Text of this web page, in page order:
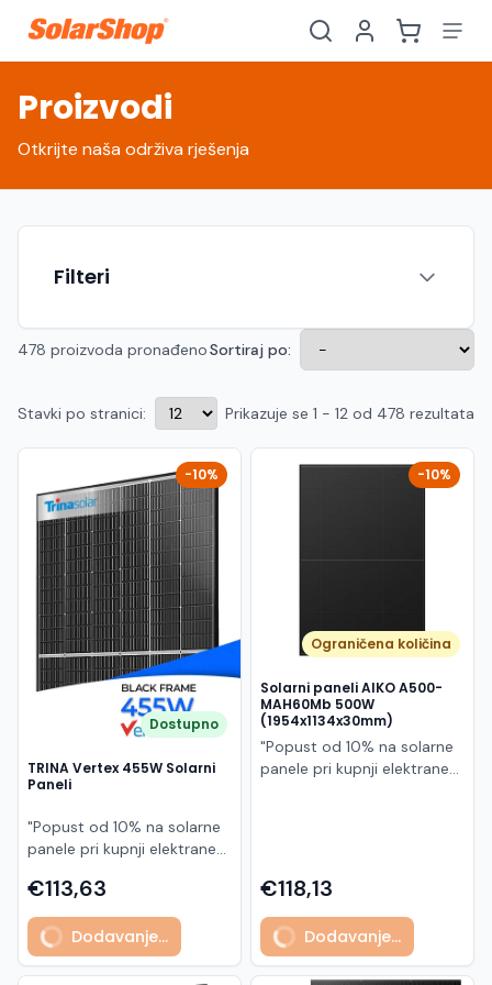
Hrvatski EN
Crnogorski
MK Македонски
Proizvodi
Otkrijte naša održiva rješenja
Filteri
478 proizvoda pronađenoSortiraj po:
Stavki po stranici: Prikazuje se 1 - 12 od 478 rezultata
-10%
Dostupno
TRINA Vertex 455W Solarni
Paneli
"Popust od 10% na solarne
panele pri kupnji elektrane
Model TSM-455NEG9R.28
predstavlja napredni
glass/glass N-type solarni
modul s visokom
učinkovitošću, dugim
€113,63
Dodavanje...
-10%
Ograničena količina
Solarni paneli AIKO A500-
MAH60Mb 500W
(1954x1134x30mm)
"Popust od 10% na solarne
panele pri kupnji elektrane
500 W iz Neostar 2S serije,
baziran na naprednoj N-
type ABC (All Back Contact)
tehnologiji. Ovaj panel je
namijenjen za moderne
€118,13
Dodavanje...